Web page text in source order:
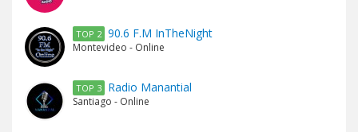
TOP 2 90.6 F.M InTheNight
Montevideo - Online
TOP 3 Radio Manantial
Santiago - Online